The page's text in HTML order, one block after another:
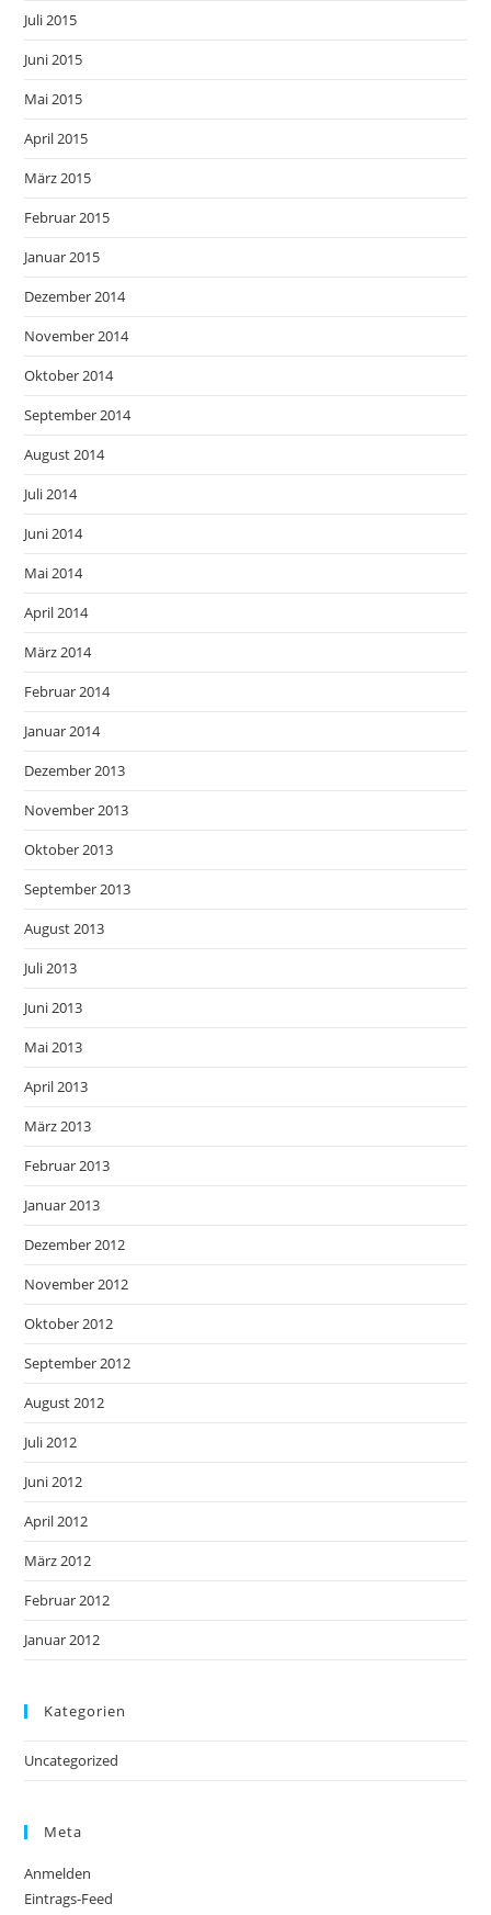
Juli 2015
Juni 2015
Mai 2015
April 2015
März 2015
Februar 2015
Januar 2015
Dezember 2014
November 2014
Oktober 2014
September 2014
August 2014
Juli 2014
Juni 2014
Mai 2014
April 2014
März 2014
Februar 2014
Januar 2014
Dezember 2013
November 2013
Oktober 2013
September 2013
August 2013
Juli 2013
Juni 2013
Mai 2013
April 2013
März 2013
Februar 2013
Januar 2013
Dezember 2012
November 2012
Oktober 2012
September 2012
August 2012
Juli 2012
Juni 2012
April 2012
März 2012
Februar 2012
Januar 2012
Kategorien
Uncategorized
Meta
Anmelden
Eintrags-Feed